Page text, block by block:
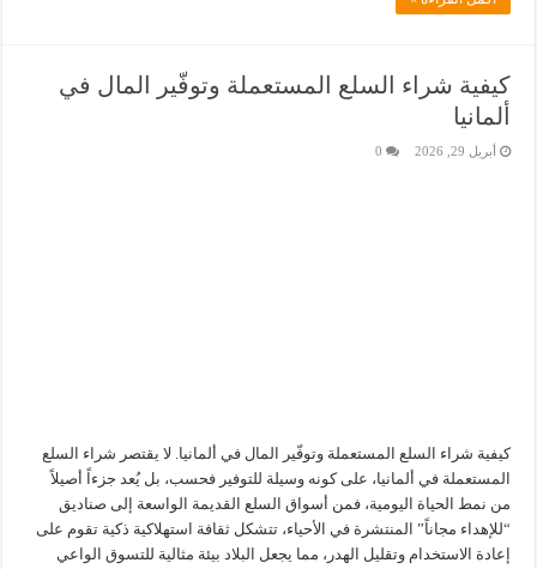
كيفية شراء السلع المستعملة وتوفّير المال في
ألمانيا
أبريل 29, 2026 0
كيفية شراء السلع المستعملة وتوفّير المال في ألمانيا. لا يقتصر شراء السلع
المستعملة في ألمانيا، على كونه وسيلة للتوفير فحسب، بل يُعد جزءاً أصيلاً
من نمط الحياة اليومية، فمن أسواق السلع القديمة الواسعة إلى صناديق
“للإهداء مجاناً” المنتشرة في الأحياء، تتشكل ثقافة استهلاكية ذكية تقوم على
إعادة الاستخدام وتقليل الهدر، مما يجعل البلاد بيئة مثالية للتسوق الواعي